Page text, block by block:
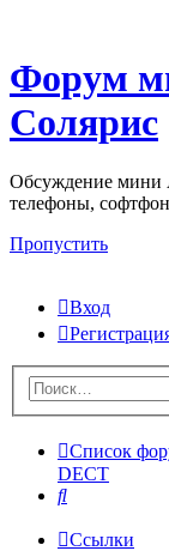
Форум
Солярис
Обсуждение мини
телефоны,
Пропустить
Вход
Список
DECT
Поиск
Ссылки